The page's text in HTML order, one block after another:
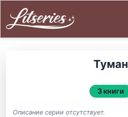
Туман
3 книги
Описание серии отсутствует.